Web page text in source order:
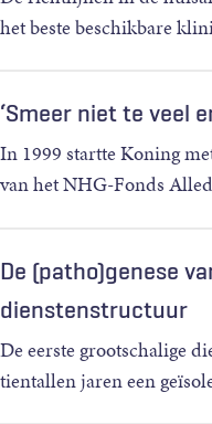
het beste beschikbare
‘Smeer niet te veel
In 1999 startte Koning
van het NHG-Fonds
De (patho)genese
dienstenstructuur
De eerste grootschalige
tientallen jaren een